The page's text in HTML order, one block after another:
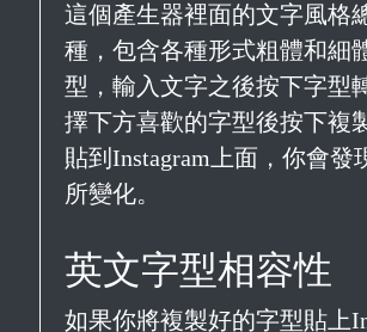
這個產生器裡面的文字風格
種，包含各種形式粗體和細
型，輸入文字之後按下字型
擇下方喜歡的字型後按下複
貼到Instagram上面，你會發
所變化。
英文字型相容性
如果你將複製好的字型貼上